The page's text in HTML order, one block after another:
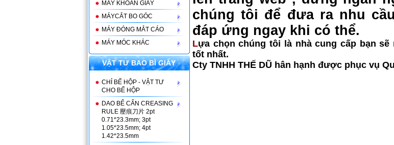
MÁY KHOAN GIẤY
MÁYCẮT BO GÓC
MÁY ĐÓNG MẮT CÁO
MÁY MÓC KHÁC
VẬT TƯ BAO BÌ GIẤY
CHỈ BẾ HỘP - VẬT TƯ
CHO BẾ HỘP
DAO BẾ CẤN CREASING
RULE 壓痕刀片 2pt
0.71*23.3mm; 3pt
1.05*23.5mm; 4pt
1.42*23.5mm
chúng tôi để đưa ra nhu
đáp ứng ngay khi có thể.
Lựa chọn chúng tôi là nhà cung cấp bạn
tốt nhất.
Cty TNHH THẾ DŨ hân hạnh được phục vụ